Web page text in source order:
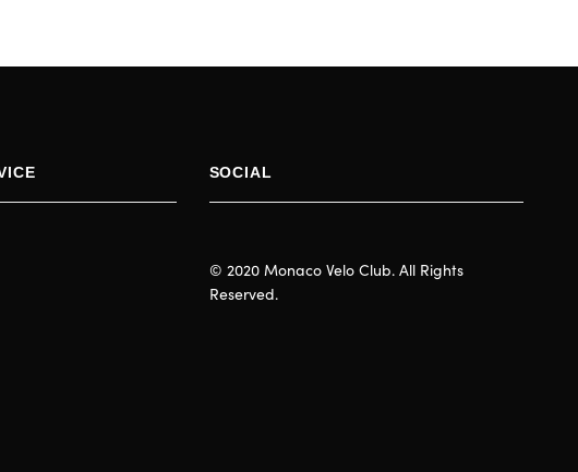
SOCIAL
© 2020 Monaco Velo Club. All Rights
Reserved.